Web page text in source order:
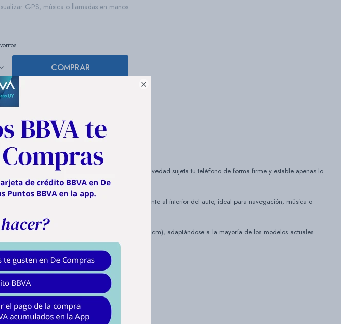

GPS, música o llamadas en manos
COMPRAR
y listo para usar mientras manejás.
Su sistema de ajuste automático por gravedad sujeta tu teléfono de forma firme y estable apenas lo
complicados.
compacto y moderno se integra perfectamente al interior del auto, ideal para navegación, música o
manos libres.
teléfonos de 4,7" ( 11,94 cm) a 6,5" ( 16,51 cm), adaptándose a la mayoría de los modelos actuales.
sin distracciones.